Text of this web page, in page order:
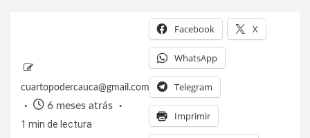
cuartopodercauca@gmail.com
6 meses atrás
1 min de lectura
Facebook X
WhatsApp
Telegram
Imprimir